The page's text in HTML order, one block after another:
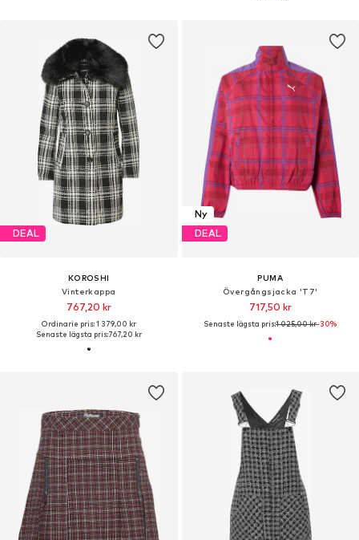
DEAL
KOROSHI
Vinterkappa
767,20 kr
Ordinarie pris: 1 379,00 kr
Senaste lägsta pris:767,20 kr
Ny
DEAL
PUMA
Övergångsjacka 'T7'
717,50 kr
Senaste lägsta pris:1 025,00 kr-30%